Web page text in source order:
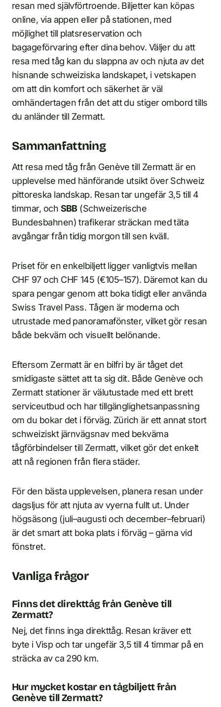
resan med självförtroende. Biljetter kan köpas
online, via appen eller på stationen, med
möjlighet till platsreservation och
bagageförvaring efter dina behov. Väljer du att
resa med tåg kan du slappna av och njuta av det
hisnande schweiziska landskapet, i vetskapen
om att din komfort och säkerhet är väl
omhändertagen från det att du stiger ombord tills
du anländer till Zermatt.
Sammanfattning
Att resa med tåg från Genève till Zermatt är en
upplevelse med hänförande utsikt över Schweiz
pittoreska landskap. Resan tar ungefär 3,5 till 4
timmar, och SBB(Schweizerische
Bundesbahnen) trafikerar sträckan med täta
avgångar från tidig morgon till sen kväll.
Priset för en enkelbiljett ligger vanligtvis mellan
CHF 97 och CHF 145 (€105–157). Däremot kan du
spara pengar genom att boka tidigt eller använda
Swiss Travel Pass. Tågen är moderna och
utrustade med panoramafönster, vilket gör resan
både bekväm och visuellt belönande.
Eftersom Zermatt är en bilfri by är tåget det
smidigaste sättet att ta sig dit. Både Genève och
Zermatt stationer är välutustade med ett brett
serviceutbud och har tillgänglighetsanpassning
om du bokar det i förväg. Zürich är ett annat stort
schweiziskt järnvägsnav med bekväma
tågförbindelser till Zermatt, vilket gör det enkelt
att nå regionen från flera städer.
För den bästa upplevelsen, planera resan under
dagsljus för att njuta av vyerna fullt ut. Under
högsäsong (juli–augusti och december–februari)
är det smart att boka plats i förväg – gärna vid
fönstret.
Vanliga frågor
Finns det direkttåg från Genève till
Zermatt?
Nej, det finns inga direkttåg. Resan kräver ett
byte i Visp och tar ungefär 3,5 till 4 timmar på en
sträcka av ca 290 km.
Hur mycket kostar en tågbiljett från
Genève till Zermatt?